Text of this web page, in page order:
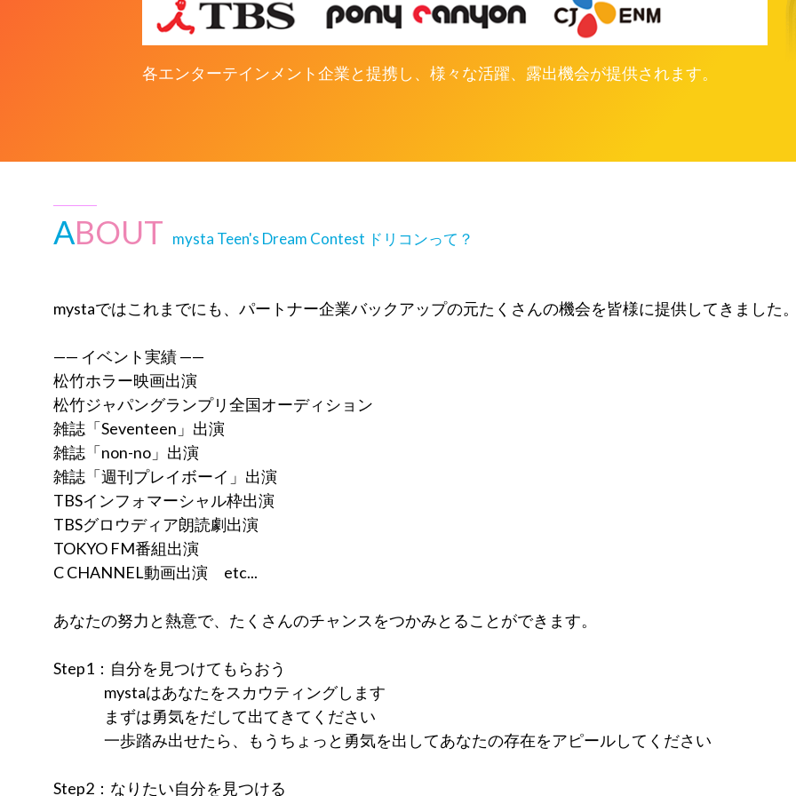
各エンターテインメント企業と提携し、様々な活躍、露出機会が提供されます。
ABOUT mysta Teen's Dream Contest ドリコンって？
mystaではこれまでにも、パートナー企業バックアップの元たくさんの機会を皆様に提供してきました
—— イベント実績 ——
松竹ホラー映画出演
松竹ジャパングランプリ全国オーディション
雑誌「Seventeen」出演
雑誌「non-no」出演
雑誌「週刊プレイボーイ」出演
TBSインフォマーシャル枠出演
TBSグロウディア朗読劇出演
TOKYO FM番組出演
C CHANNEL動画出演 etc...
あなたの努力と熱意で、たくさんのチャンスをつかみとることができます。
Step1：自分を見つけてもらおう
mystaはあなたをスカウティングします
まずは勇気をだして出てきてください
一歩踏み出せたら、もうちょっと勇気を出してあなたの存在をアピールしてください
Step2：なりたい自分を見つける